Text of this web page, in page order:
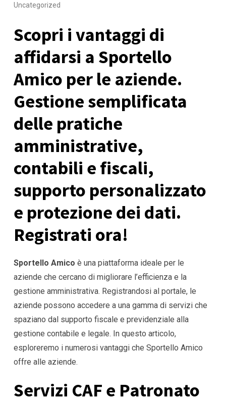
Uncategorized
Scopri i vantaggi di
affidarsi a Sportello
Amico per le aziende.
Gestione semplificata
delle pratiche
amministrative,
contabili e fiscali,
supporto personalizzato
e protezione dei dati.
Registrati ora!
Sportello Amico è una piattaforma ideale per le
aziende che cercano di migliorare l’efficienza e la
gestione amministrativa. Registrandosi al portale, le
aziende possono accedere a una gamma di servizi che
spaziano dal supporto fiscale e previdenziale alla
gestione contabile e legale. In questo articolo,
esploreremo i numerosi vantaggi che Sportello Amico
offre alle aziende.
Servizi CAF e Patronato